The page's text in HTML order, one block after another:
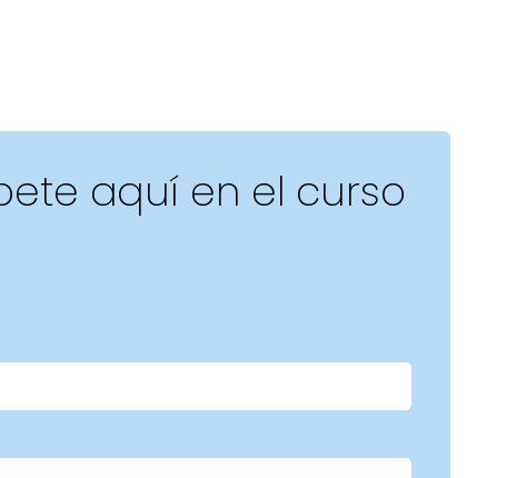
aquí en el curso